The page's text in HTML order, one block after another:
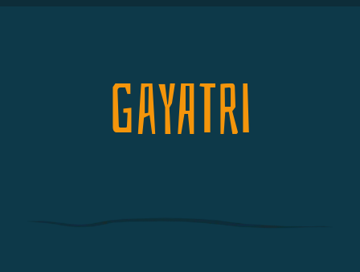
Gayatri